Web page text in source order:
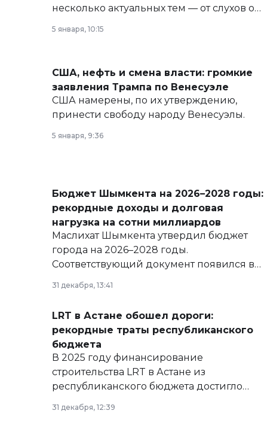
несколько актуальных тем — от слухов о
армии, экономики и личного здоровья.
5 января, 10:15
США, нефть и смена власти: громкие
заявления Трампа по Венесуэле
США намерены, по их утверждению,
принести свободу народу Венесуэлы.
5 января, 9:36
Бюджет Шымкента на 2026–2028 годы:
рекордные доходы и долговая
нагрузка на сотни миллиардов
Маслихат Шымкента утвердил бюджет
города на 2026–2028 годы.
Соответствующий документ появился в
базе нормативных правовых актов и на
сайте маслихат города.
31 декабря, 13:41
LRT в Астане обошел дороги:
рекордные траты республиканского
бюджета
В 2025 году финансирование
строительства LRT в Астане из
республиканского бюджета достигло
рекордных объемов.
31 декабря, 12:39